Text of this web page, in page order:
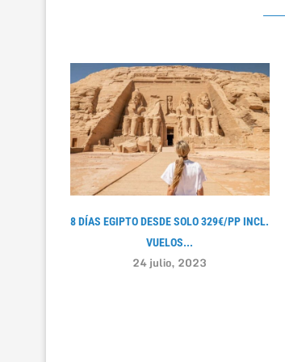
8 DÍAS EGIPTO DESDE SOLO 329€/PP INCL.
VUELOS...
24 julio, 2023